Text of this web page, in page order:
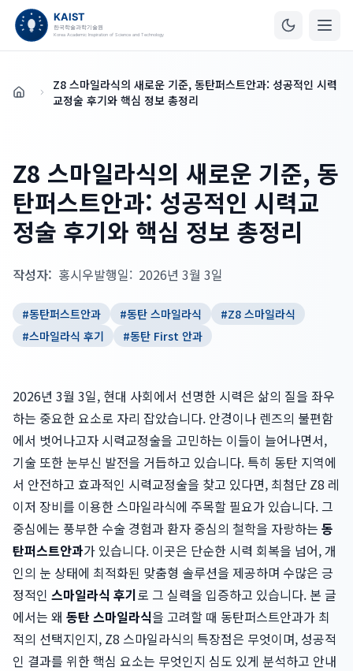
홈
Z8 스마일라식의 새로운 기준, 동탄퍼스트안과: 성공적인 시력
교정술 후기와 핵심 정보 총정리
Z8 스마일라식의 새로운 기준, 동
탄퍼스트안과: 성공적인 시력교
정술 후기와 핵심 정보 총정리
작성자: 홍시우발행일: 2026년 3월 3일
#동탄퍼스트안과 #동탄 스마일라식 #Z8 스마일라식
#스마일라식 후기 #동탄 First 안과
2026년 3월 3일, 현대 사회에서 선명한 시력은 삶의 질을 좌우
하는 중요한 요소로 자리 잡았습니다. 안경이나 렌즈의 불편함
에서 벗어나고자 시력교정술을 고민하는 이들이 늘어나면서,
기술 또한 눈부신 발전을 거듭하고 있습니다. 특히 동탄 지역에
서 안전하고 효과적인 시력교정술을 찾고 있다면, 최첨단 Z8 레
이저 장비를 이용한 스마일라식에 주목할 필요가 있습니다. 그
중심에는 풍부한 수술 경험과 환자 중심의 철학을 자랑하는 동
탄퍼스트안과가 있습니다. 이곳은 단순한 시력 회복을 넘어, 개
인의 눈 상태에 최적화된 맞춤형 솔루션을 제공하며 수많은 긍
정적인 스마일라식 후기로 그 실력을 입증하고 있습니다. 본 글
에서는 왜 동탄 스마일라식을 고려할 때 동탄퍼스트안과가 최
적의 선택지인지, Z8 스마일라식의 특장점은 무엇이며, 성공적
인 결과를 위한 핵심 요소는 무엇인지 심도 있게 분석하고 안내